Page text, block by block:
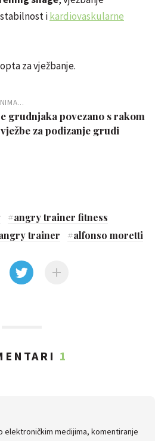
ikardiovaskularne
za vježbanje.
grudnjaka povezano s rakom
za podizanje grudi
#angry trainer fitness
trainer #alfonso moretti
1
elektroničkim medijima, komentiranje